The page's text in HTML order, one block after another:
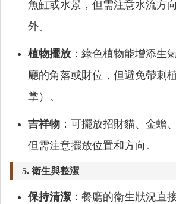
魚缸或水景，但需注意水流方
外。
植物擺放 ：綠色植物能增添生
廳的角落或財位，但避免帶刺
掌）。
吉祥物 ：可擺放招財貓、金蟾
但需注意擺放位置和方向。
5. 衛生與整潔
保持清潔 ：餐廳的衛生狀況直